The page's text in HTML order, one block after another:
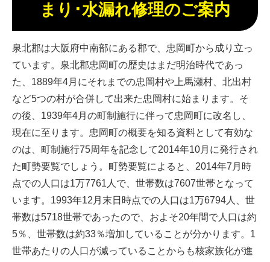
まり･水漏れ修理のご案内
泉北郡は大阪府中南部にある郡で、忠岡町から成り立っ
ています。泉北郡忠岡町の歴史はまだ明治時代であっ
た、1889年4月にそれまでの忠岡村や上馬瀬村、北出村
など5つの村が合併して出来た忠岡村に始まります。そ
の後、1939年4月の町制施行に伴って忠岡町に改名し、
現在に至ります。忠岡町の概要を知る資料として有効な
のは、町制施行75周年を記念して2014年10月に発行され
た町勢要覧でしょう。町勢要覧によると、2014年7月時
点での人口は1万7761人で、世帯数は7607世帯となって
います。1993年12月末日時点での人口は1万6794人、世
帯数は5718世帯であったので、およそ20年間で人口は約
5％、世帯数は約33％増加していることが分かります。1
世帯あたりの人口が減っていることからも核家族化が進